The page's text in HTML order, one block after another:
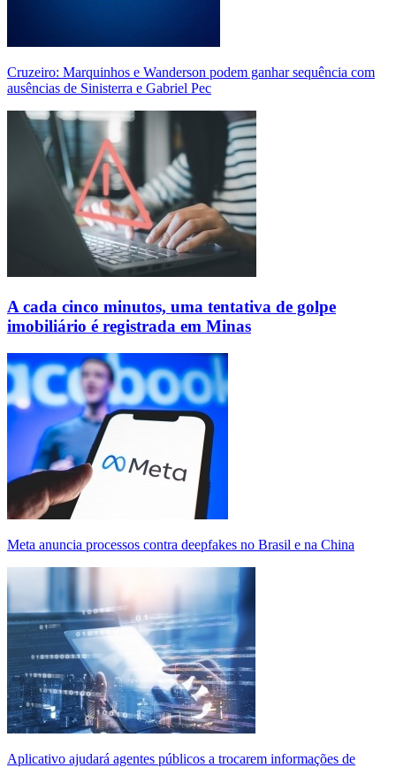
Cruzeiro: Marquinhos e Wanderson podem ganhar sequência com
ausências de Sinisterra e Gabriel Pec
A cada cinco minutos, uma tentativa de golpe
imobiliário é registrada em Minas
Meta anuncia processos contra deepfakes no Brasil e na China
Aplicativo ajudará agentes públicos a trocarem informações de